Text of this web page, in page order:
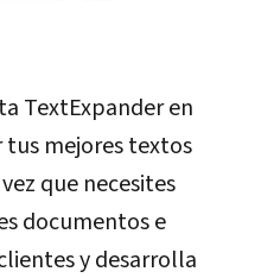
TextExpander en
mejores textos
que necesites
documentos e
y desarrolla